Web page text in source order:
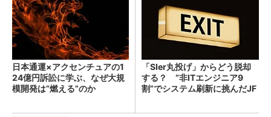
日本通運×アクセンチュアの1
24億円訴訟に学ぶ、なぜ大規
模開発は“燃える”のか
「SIer丸投げ」からどう脱却
する？ “非ITエンジニア9
割”でシステム刷新に挑んだJF